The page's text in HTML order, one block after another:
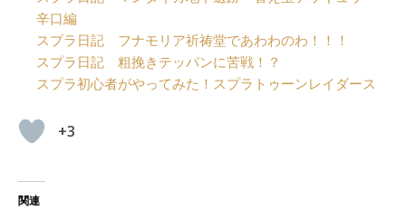
辛口編
スプラ日記 フナモリア祈祷堂であわわのわ！！！
スプラ日記 粗挽きテッパンに苦戦！？
スプラ初心者がやってみた！スプラトゥーンレイダース
+3
関連